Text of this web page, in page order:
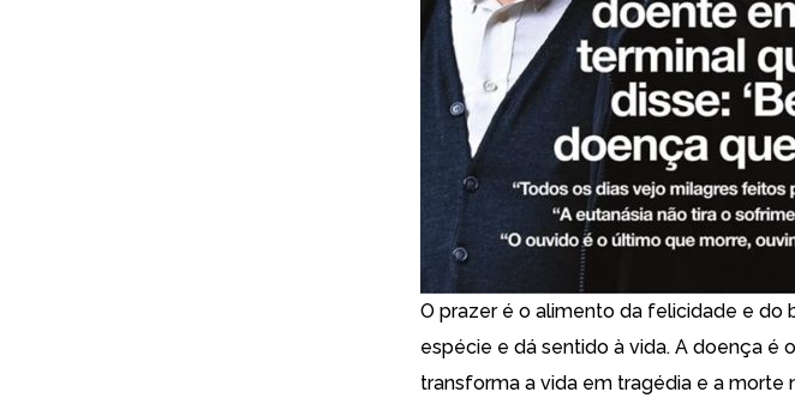
O prazer é o alimento da felicidade e do
espécie e dá sentido à vida. A doença é
transforma a vida em tragédia e a morte